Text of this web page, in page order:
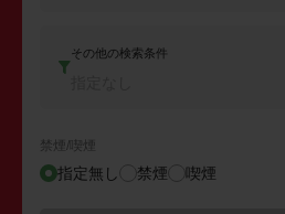
その他の検索条件
禁煙/喫煙
指定無し 禁煙 喫煙